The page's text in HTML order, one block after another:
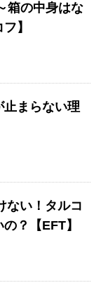
箱の中身はな
】
止まらない理
ない！タルコ
？【EFT】